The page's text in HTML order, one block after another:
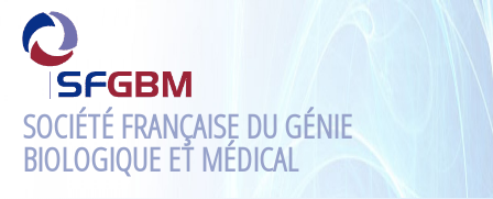
SOCIÉTÉ FRANÇAISE DU GÉNIE
BIOLOGIQUE ET MÉDICAL